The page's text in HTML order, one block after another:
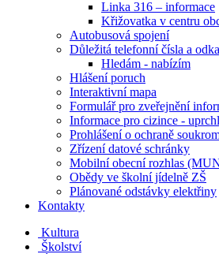
Linka 316 – informace
Křižovatka v centru
Autobusová spojení
Důležitá telefonní čísla a
Hledám - nabízím
Hlášení poruch
Interaktivní mapa
Formulář pro zveřejnění
Informace pro cizince -
Prohlášení o ochraně
Zřízení datové schránky
Mobilní obecní rozhlas
Obědy ve školní jídelně ZŠ
Plánované odstávky elektřiny
Kontakty
Kultura
Školství